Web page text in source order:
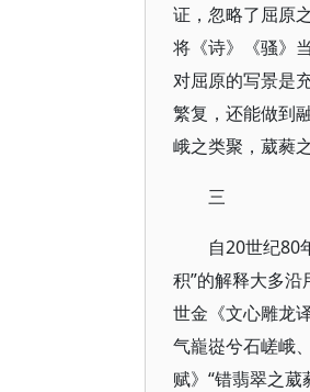
证，忽略了屈原
将《诗》《骚》
对屈原的写景是
繁复，还能做到
峨之类聚，葳蕤
三
自20世纪80
积”的解释大多沿
世金《文心雕龙
气巃嵸兮石嵯峨
赋》“错翡翠之